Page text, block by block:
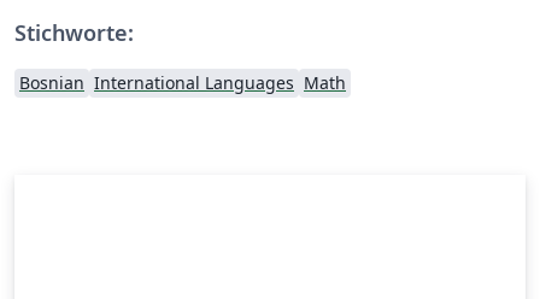
Stichworte:
Bosnian International Languages Math